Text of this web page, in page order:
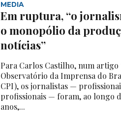
MEDIA
Em ruptura, “o
o monopólio da
notícias”
Para Carlos Castilho, num
Observatório da Imprensa do
CPI), os jornalistas —
profissionais — foram, ao longo
anos,...